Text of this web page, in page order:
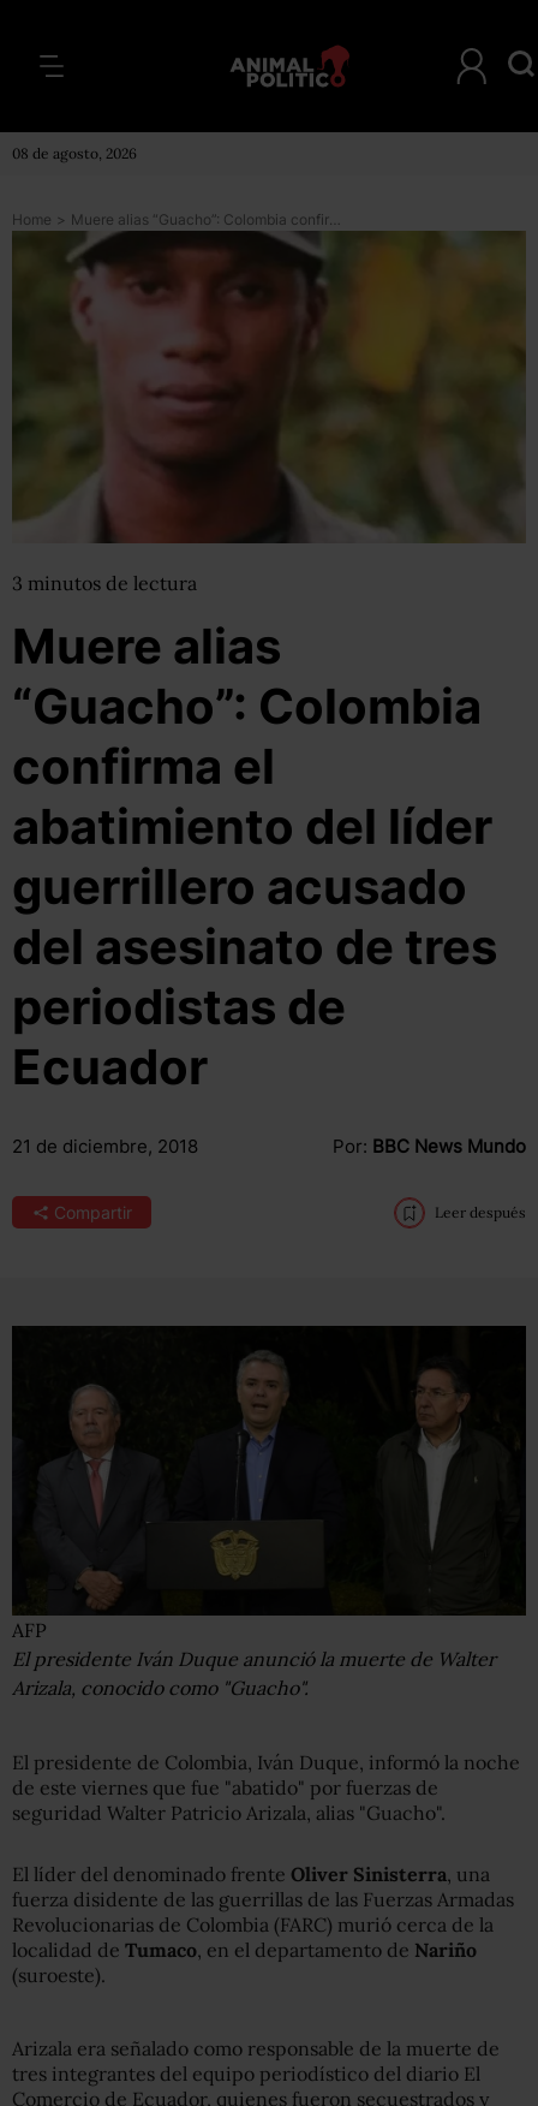
08 de agosto, 2026
Home > Muere alias “Guacho”: Colombia confirma el abatimiento del líder guerrillero acusado del asesinato de tres periodistas de Ecuador
3 minutos de lectura
Muere alias
“Guacho”: Colombia
confirma el
abatimiento del líder
guerrillero acusado
del asesinato de tres
periodistas de
Ecuador
21 de diciembre, 2018 Por: BBC News Mundo
Compartir Leer después
AFP
El presidente Iván Duque anunció la muerte de Walter
Arizala, conocido como "Guacho".
El presidente de Colombia, Iván Duque, informó la noche
de este viernes que fue "abatido" por fuerzas de
seguridad Walter Patricio Arizala, alias "Guacho".
El líder del denominado frente Oliver Sinisterra , una
fuerza disidente de las guerrillas de las Fuerzas Armadas
Revolucionarias de Colombia (FARC) murió cerca de la
localidad de Tumaco , en el departamento de Nariño
(suroeste).
Arizala era señalado como responsable de la muerte de
tres integrantes del equipo periodístico del diario El
Comercio de Ecuador, quienes fueron secuestrados y